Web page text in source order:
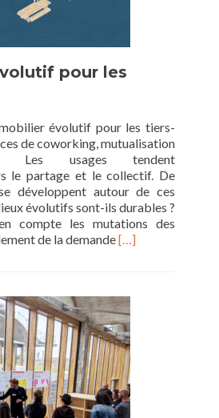
pour les
évolutif pour les tiers-
de coworking, mutualisation
Les usages tendent
le partage et le collectif. De
développent autour de ces
évolutifs sont-ils durables ?
compte les mutations des
de la demandeRead
mobilier
évolutif
pour
les
tiers-
lieux
[…]